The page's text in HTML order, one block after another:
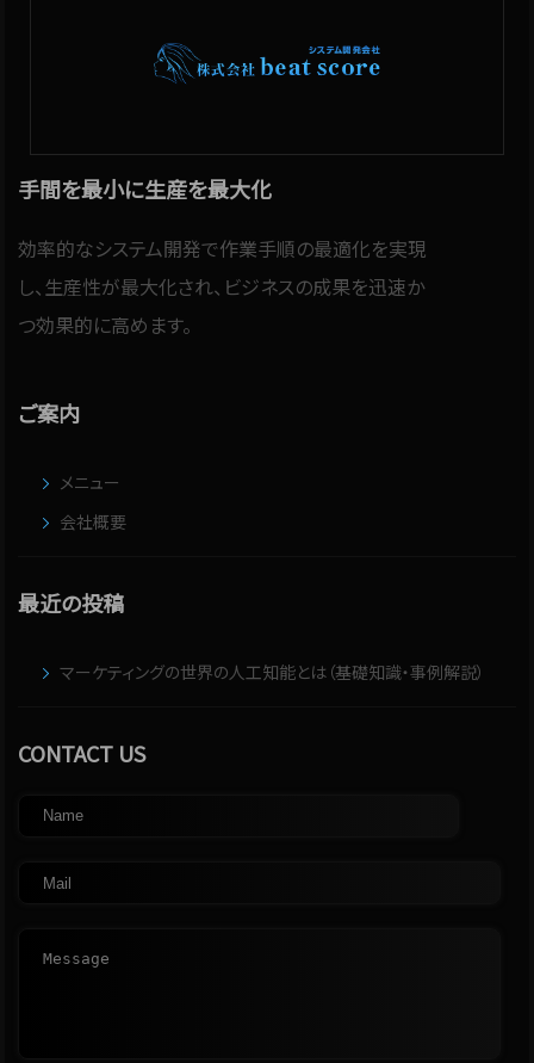
手間を最小に生産を最大化
効率的なシステム開発で作業手順の最適化を実現
し、生産性が最大化され、ビジネスの成果を迅速か
つ効果的に高めます。
ご案内
メニュー
会社概要
最近の投稿
マーケティングの世界の人工知能とは（基礎知識・事例解説）
CONTACT US